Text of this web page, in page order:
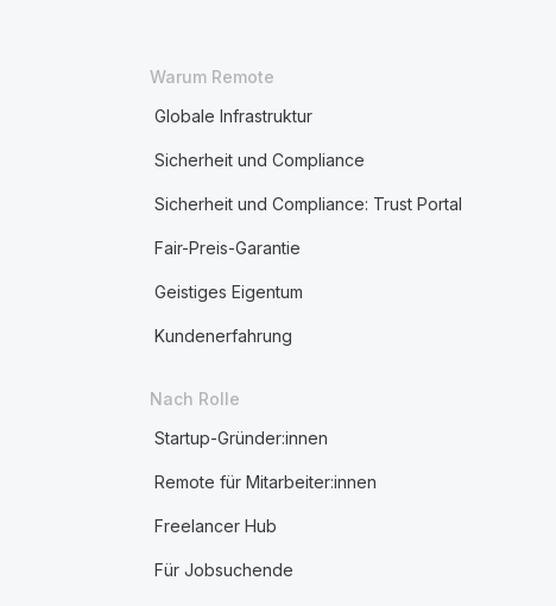
Warum Remote
Globale Infrastruktur
Sicherheit und Compliance
Sicherheit und Compliance: Trust Portal
Fair-Preis-Garantie
Geistiges Eigentum
Kundenerfahrung
Nach Rolle
Startup-Gründer:innen
Remote für Mitarbeiter:innen
Freelancer Hub
Für Jobsuchende